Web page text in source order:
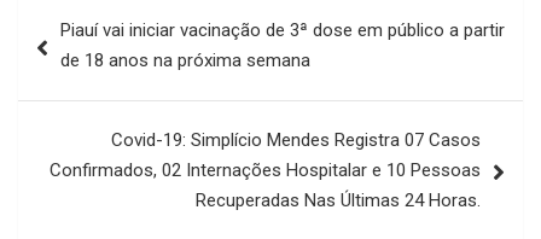
de
Piauí vai iniciar vacinação de 3ª dose em público a partir
de 18 anos na próxima semana
Covid-19: Simplício Mendes Registra 07 Casos
Confirmados, 02 Internações Hospitalar e 10 Pessoas
Recuperadas Nas Últimas 24 Horas.